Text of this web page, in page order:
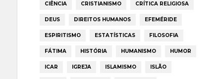
CIÊNCIA CRISTIANISMO CRÍTICA RELIGIOSA
DEUS DIREITOS HUMANOS EFEMÉRIDE
ESPIRITISMO ESTATÍSTICAS FILOSOFIA
FÁTIMA HISTÓRIA HUMANISMO HUMOR
ICAR IGREJA ISLAMISMO ISLÃO